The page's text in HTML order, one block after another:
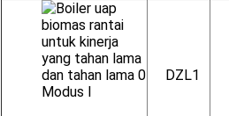
Modus I
DZL1